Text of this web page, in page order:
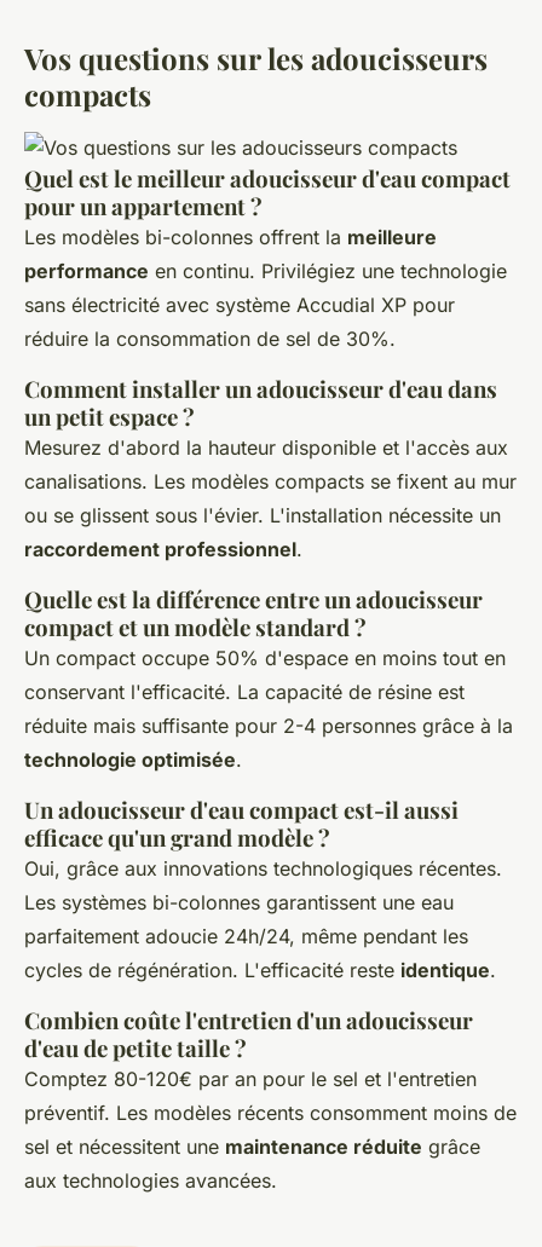
Vos questions sur les adoucisseurs
compacts
Quel est le meilleur adoucisseur d'eau compact
pour un appartement ?
Les modèles bi-colonnes offrent la meilleure
performance en continu. Privilégiez une technologie
sans électricité avec système Accudial XP pour
réduire la consommation de sel de 30%.
Comment installer un adoucisseur d'eau dans
un petit espace ?
Mesurez d'abord la hauteur disponible et l'accès aux
canalisations. Les modèles compacts se fixent au mur
ou se glissent sous l'évier. L'installation nécessite un
raccordement professionnel.
Quelle est la différence entre un adoucisseur
compact et un modèle standard ?
Un compact occupe 50% d'espace en moins tout en
conservant l'efficacité. La capacité de résine est
réduite mais suffisante pour 2-4 personnes grâce à la
technologie optimisée.
Un adoucisseur d'eau compact est-il aussi
efficace qu'un grand modèle ?
Oui, grâce aux innovations technologiques récentes.
Les systèmes bi-colonnes garantissent une eau
parfaitement adoucie 24h/24, même pendant les
cycles de régénération. L'efficacité reste identique.
Combien coûte l'entretien d'un adoucisseur
d'eau de petite taille ?
Comptez 80-120€ par an pour le sel et l'entretien
préventif. Les modèles récents consomment moins de
sel et nécessitent une maintenance réduite grâce
aux technologies avancées.